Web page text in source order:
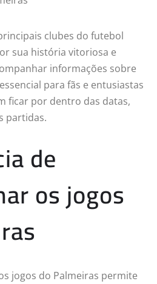
clubes do futebol
sua história vitoriosa e
informações sobre
para fãs e entusiastas
ficar por dentro das datas,
partidas.
de
os jogos
jogos do Palmeiras permite